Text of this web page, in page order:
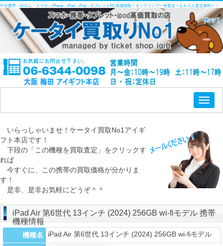
中古携帯・白ロム・スマホ・iPhone・iPad・iPod・タブレットPC高価買取！オンラインで一発査定！もちろん査定無料！！
いらっしゃいませ！ケータイ買取No1アイギ
フト本店です！
下段の「この機種を買取査定」をクリックす
れば
今すぐに、この携帯の買取価格が分かりま
す！
是非、是非お気軽にどうぞ＾＾
iPad Air 第6世代 13インチ (2024) 256GB wi-fiモデル 携帯
機種情報
機種名 iPad Air 第6世代 13インチ (2024) 256GB wi-fiモデル